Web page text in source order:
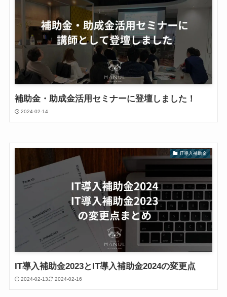
補助金・助成金活用セミナーに登壇しました！
2024-02-14
IT導入補助金
IT導入補助金2023とIT導入補助金2024の変更点
2024-02-13 2024-02-16